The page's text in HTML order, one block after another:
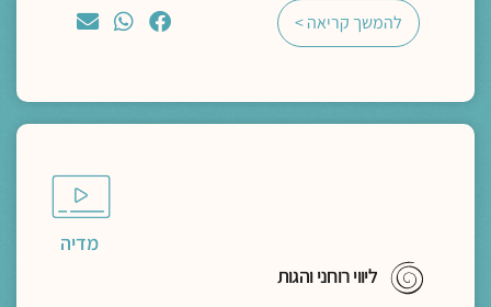
להמשך קריאה >
מדיה
ליווי רוחני והגות